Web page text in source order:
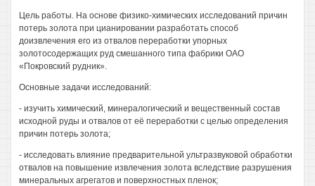
Цель работы. На основе физико-химических исследований причин
потерь золота при цианировании разработать способ
доизвлечения его из отвалов переработки упорных
золотосодержащих руд смешанного типа фабрики ОАО
«Покровский рудник».
Основные задачи исследований:
- изучить химический, минералогический и вещественный состав
исходной руды и отвалов от её переработки с целью определения
причин потерь золота;
- исследовать влияние предварительной ультразвуковой обработки
отвалов на повышение извлечения золота вследствие разрушения
минеральных агрегатов и поверхностных пленок;